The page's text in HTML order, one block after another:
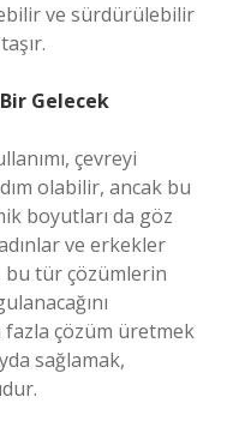
ve sürdürülebilir
Gelecek
çevreyi
olabilir, ancak bu
boyutları da göz
ve erkekler
bu tür çözümlerin
çözüm üretmek
sağlamak,